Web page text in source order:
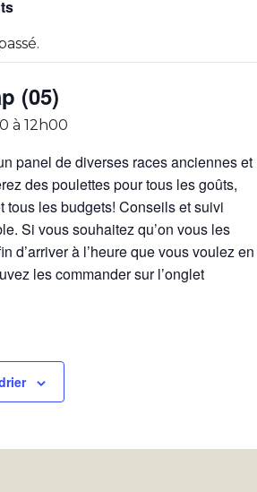
(05)
à 12h00
panel de diverses races anciennes et
des poulettes pour tous les goûts,
tous les budgets! Conseils et suivi
Si vous souhaitez qu’on vous les
d’arriver à l’heure que vous voulez en
les commander sur l’onglet